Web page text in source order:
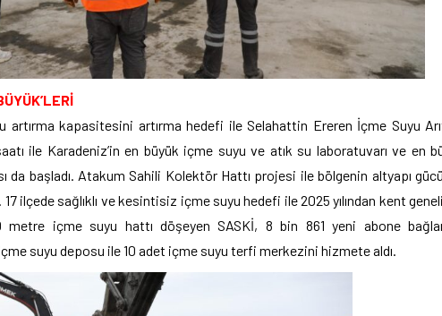
artırma kapasitesini artırma hedefi ile Selahattin Ereren İçme Suyu
ile Karadeniz’in en büyük içme suyu ve atık su laboratuvarı ve en
da başladı. Atakum Sahili Kolektör Hattı projesi ile bölgenin altyapı
17 ilçede sağlıklı ve kesintisiz içme suyu hedefi ile 2025 yılından kent
içme suyu hattı döşeyen SASKİ, 8 bin 861 yeni abone
suyu deposu ile 10 adet içme suyu terfi merkezini hizmete aldı.